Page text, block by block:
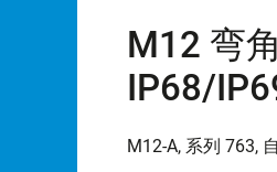
M12 弯
IP68/
M12-A, 系列 763,